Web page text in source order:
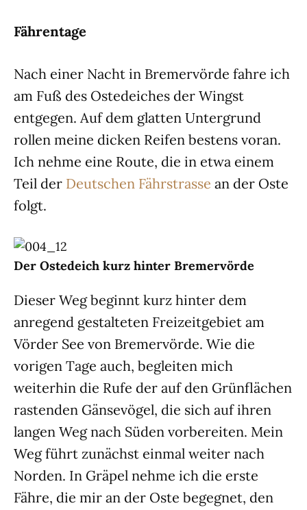
Fährentage
Nach einer Nacht in Bremervörde fahre ich
am Fuß des Ostedeiches der Wingst
entgegen. Auf dem glatten Untergrund
rollen meine dicken Reifen bestens voran.
Ich nehme eine Route, die in etwa einem
Teil der Deutschen Fährstrasse an der Oste
folgt.
Der Ostedeich kurz hinter Bremervörde
Dieser Weg beginnt kurz hinter dem
anregend gestalteten Freizeitgebiet am
Vörder See von Bremervörde. Wie die
vorigen Tage auch, begleiten mich
weiterhin die Rufe der auf den Grünflächen
rastenden Gänsevögel, die sich auf ihren
langen Weg nach Süden vorbereiten. Mein
Weg führt zunächst einmal weiter nach
Norden. In Gräpel nehme ich die erste
Fähre, die mir an der Oste begegnet, den